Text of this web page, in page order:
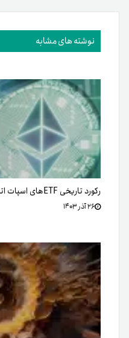
نوشته های مشابه
رکورد تاریخی ETFهای اسپات اتریوم با ۸۵۵ میلیون دلار ورودی
۲۶ آذر ۱۴۰۳